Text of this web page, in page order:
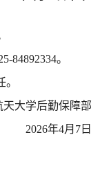
84892334。
天大学后勤保障部
2026年4月7日